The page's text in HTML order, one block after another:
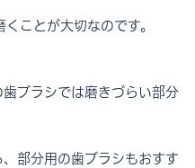
ことが大切なのです。
ブラシでは磨きづらい部分
部分用の歯ブラシもおすす